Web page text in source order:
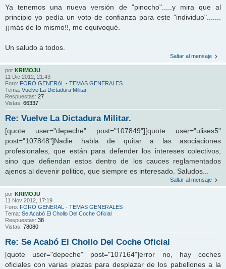
Ya tenemos una nueva versión de "pinocho".....y mira que al
principio yo pedía un voto de confianza para este "individuo".......
¡¡más de lo mismo!!, me equivoqué.
Un saludo a todos.
Saltar al mensaje
por KRIMOJU
11 Dic 2012, 21:43
Foro: FORO GENERAL - TEMAS GENERALES
Tema: Vuelve La Dictadura Militar.
Respuestas: 27
Vistas: 66337
Re: Vuelve La Dictadura Militar.
[quote user="depeche" post="107849"][quote user="ulises5"
post="107848"]Nadie habla de quitar a las asociaciones
profesionales, que están para defender los intereses colectivos,
sino que defiendan estos dentro de los cauces reglamentados
ajenos al devenir politico, que siempre es interesado. Saludos...
Saltar al mensaje
por KRIMOJU
11 Nov 2012, 17:19
Foro: FORO GENERAL - TEMAS GENERALES
Tema: Se Acabó El Chollo Del Coche Oficial
Respuestas: 38
Vistas: 78080
Re: Se Acabó El Chollo Del Coche Oficial
[quote user="depeche" post="107164"]error no, hay coches
oficiales con varias plazas para desplazar de los pabellones a la